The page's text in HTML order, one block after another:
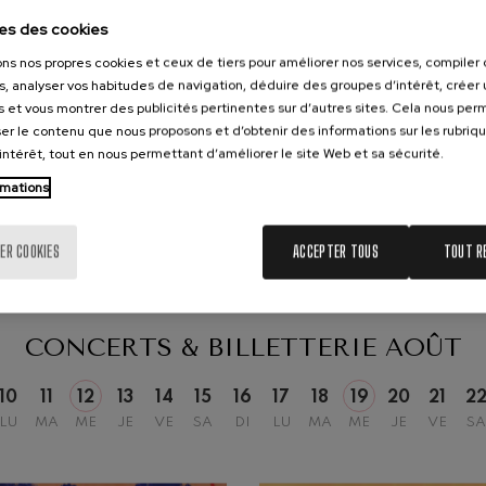
réclamations réalisées à travers le SITE WEB de l’organisme.
celles exigées par la loi. Aucun transfert de données ne sera effectué
à tout moment, de vous opposer au traitement de vos
éliminer, en adressant un courrier à ORQUESTA DE EUSKADI, S.A.
des Données, veuillez consulter la sectionPolitique de
les conditions indiquées
deux en lettres
CONCERTS & BILLETTERIE AOÛT
10
LU
11
MA
12
ME
20:00
13
JE
14
VE
15
SA
16
DI
17
LU
18
MA
19
ME
19 AOÛT, 2026
MERCREDI, 20:00
20
JE
21
VE
22
SA
Symphonie nº9, 'La grande'
Mozart: Concerto pour
des cookies
nos propres cookies et ceux de tiers pour améliorer nos services, compiler
analyser vos habitudes de navigation, déduire des groupes d’intérêt, créer
et vous montrer des publicités pertinentes sur d’autres sites. Cela nous
le contenu que nous proposons et d’obtenir des informations sur les
tout en nous permettant d’améliorer le site Web et sa sécurité.
COOKIES TOUT
ACCEPTER TOUS